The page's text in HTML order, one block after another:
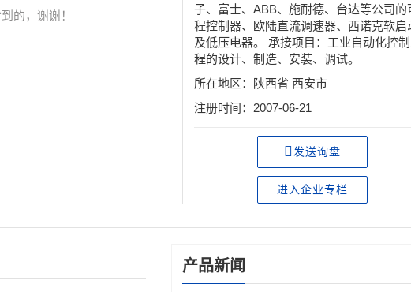
的，谢谢！
子、富士、ABB、施耐德、台达等公司的
程控制器、欧陆直流调速器、西诺克软启
及低压电器。 承接项目：工业自动化控
程的设计、制造、安装、调试。
所在地区：陕西省 西安市
注册时间：2007-06-21
发送询盘
进入企业专栏
产品新闻